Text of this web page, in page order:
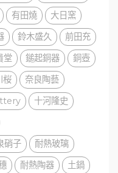
有田燒
大日窯
鈴木盛久
前田充
堂 鎚起銅器
銅壺
桜
奈良陶藝
十河隆史
硝子
耐熱玻璃
耐熱陶器
土鍋